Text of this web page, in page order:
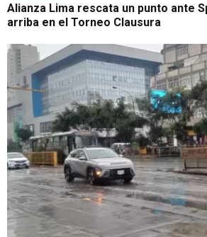
Alianza Lima rescata un punto ante
arriba en el Torneo Clausura